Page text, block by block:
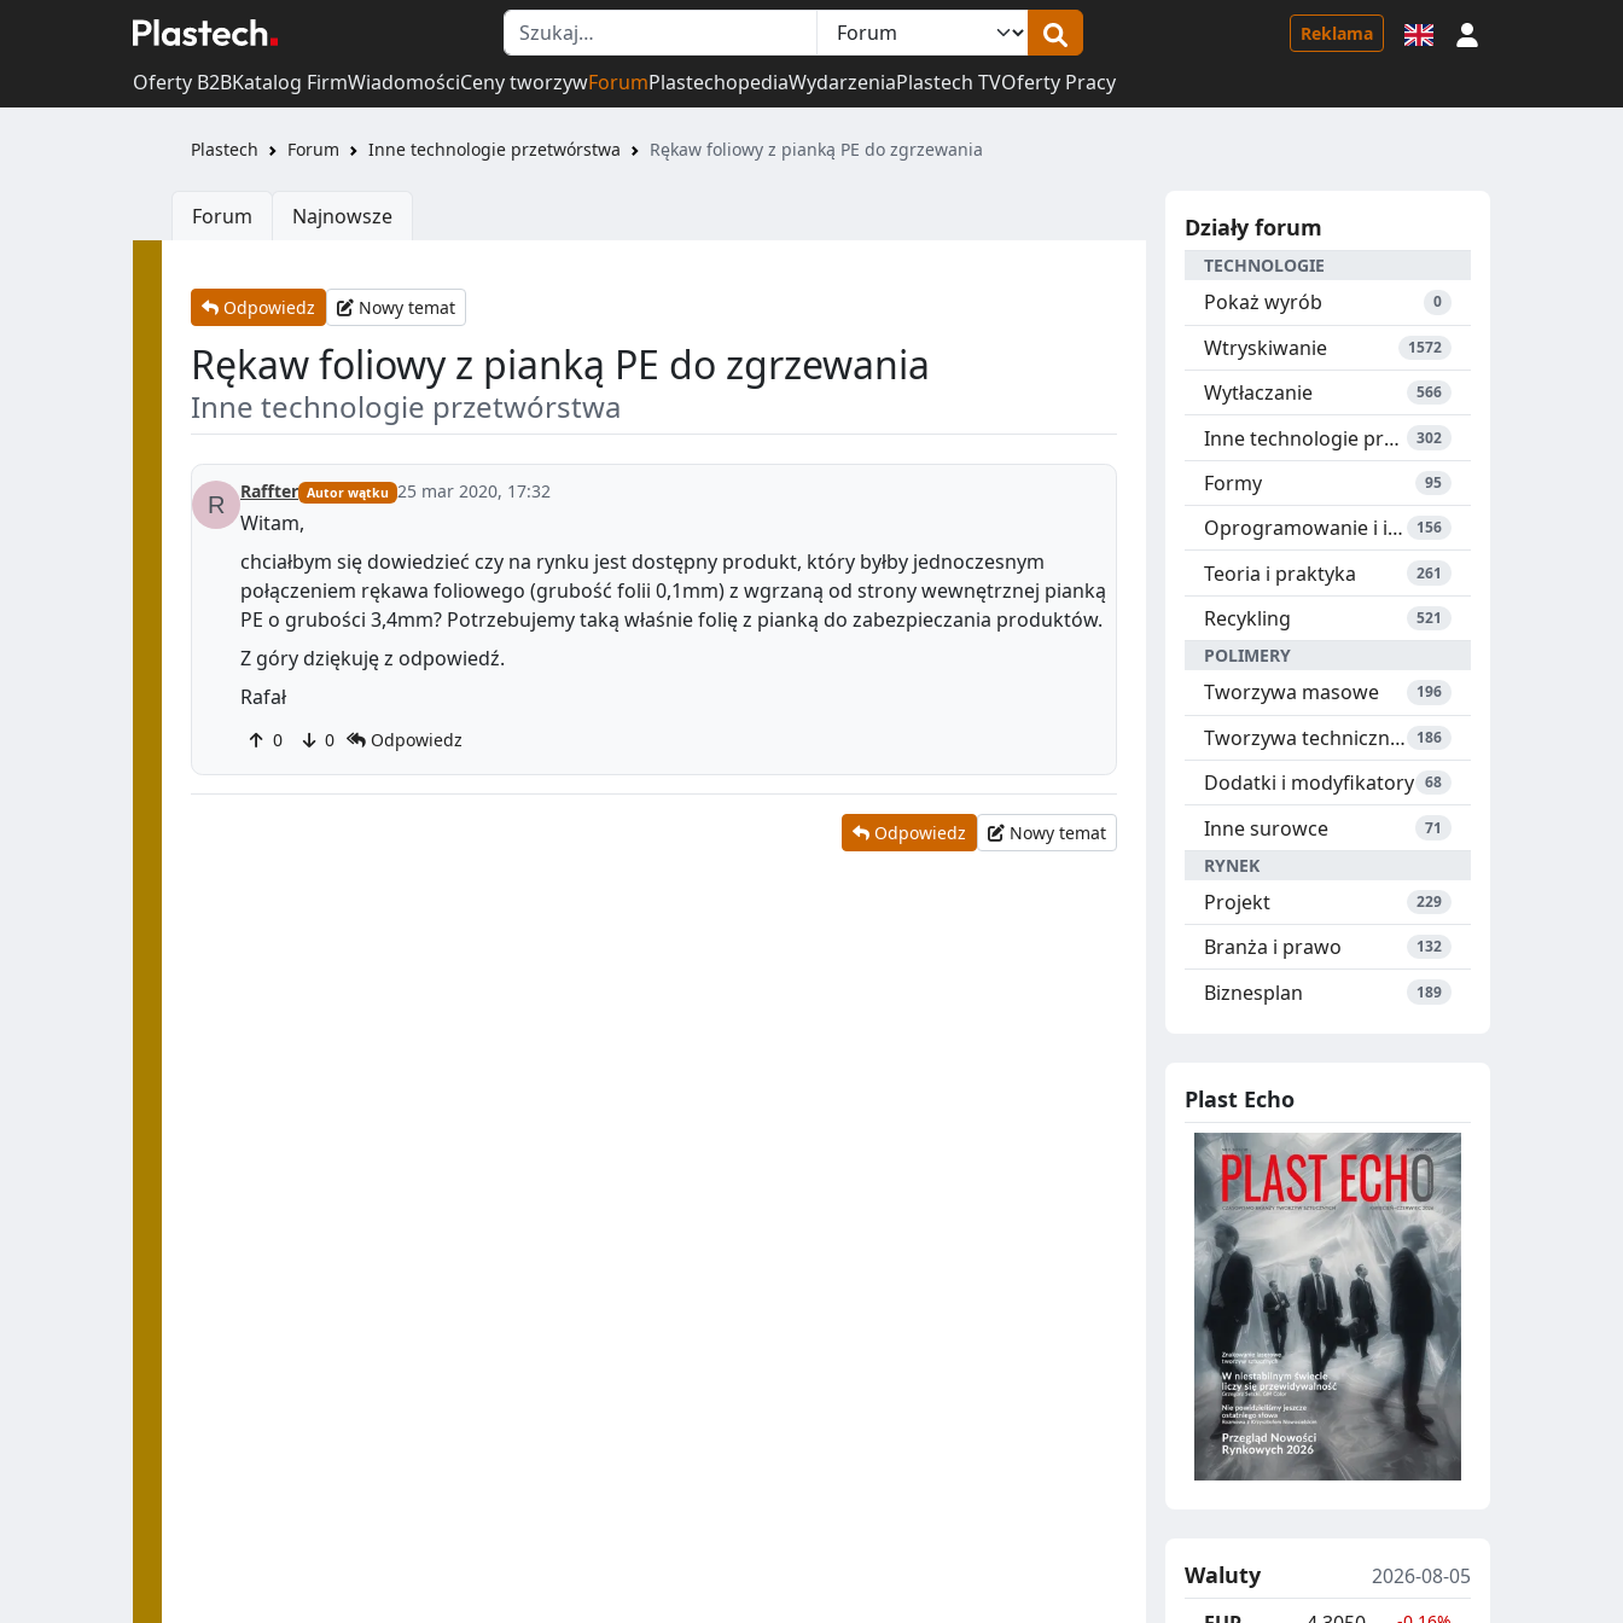
Reklama
Oferty B2BKatalog FirmWiadomościCeny tworzywForumPlastechopediaWydarzeniaPlastech TVOferty Pracy
Plastech Forum Inne technologie przetwórstwa Rękaw foliowy z pianką PE do zgrzewania
Forum Najnowsze
Odpowiedz Nowy temat
Rękaw foliowy z pianką PE do zgrzewania
Inne technologie przetwórstwa
Raffter Autor wątku 25 mar 2020, 17:32
Witam,
chciałbym się dowiedzieć czy na rynku jest dostępny produkt, który byłby jednoczesnym
połączeniem rękawa foliowego (grubość folii 0,1mm) z wgrzaną od strony wewnętrznej pianką
PE o grubości 3,4mm? Potrzebujemy taką właśnie folię z pianką do zabezpieczania produktów.
Z góry dziękuję z odpowiedź.
Rafał
0 0 Odpowiedz
Odpowiedz Nowy temat
Działy forum
TECHNOLOGIE
Pokaż wyrób 0
Wtryskiwanie 1572
Wytłaczanie 566
Inne technologie przetwórstwa 302
Formy 95
Oprogramowanie i instrukcje 156
Teoria i praktyka 261
Recykling 521
POLIMERY
Tworzywa masowe 196
Tworzywa techniczne i specjalne 186
Dodatki i modyfikatory 68
Inne surowce 71
RYNEK
Projekt 229
Branża i prawo 132
Biznesplan 189
Plast Echo
Waluty
2026-08-05